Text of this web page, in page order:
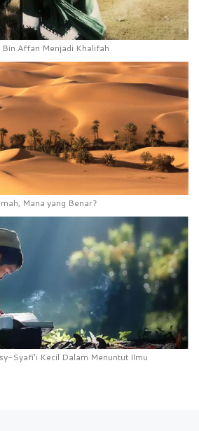
Affan Menjadi Khalifah
Mana yang Benar?
Syafi’i Kecil Dalam Menuntut Ilmu